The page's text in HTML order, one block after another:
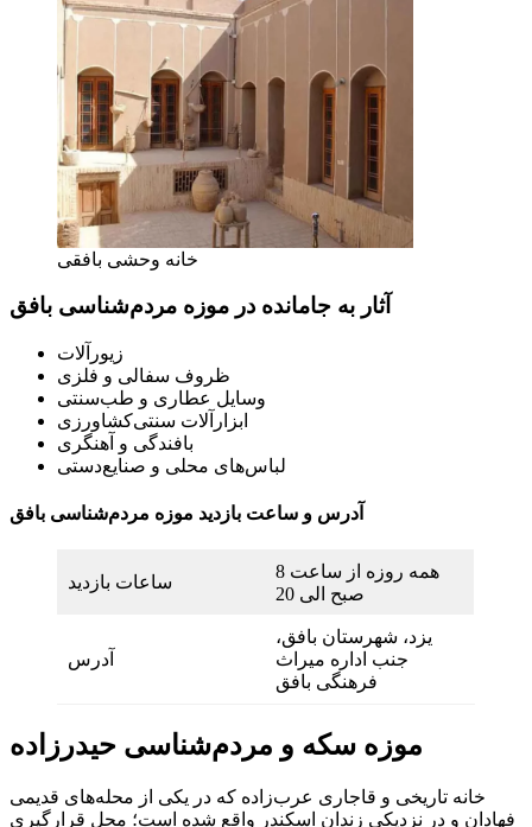
خانه وحشی بافقی
آثار به جامانده در موزه مردم‌شناسی بافق
زیورآلات
ظروف سفالی و فلزی
وسایل عطاری و طب‌سنتی
ابزارآلات سنتی‌کشاورزی
بافندگی و آهنگری
لباس‌های محلی و صنایع‌دستی
آدرس و ساعت بازدید موزه مردم‌شناسی بافق
ساعات بازدید
همه روزه از ساعت 8
صبح الی 20
آدرس
یزد، شهرستان بافق،
جنب اداره میراث
فرهنگی بافق
موزه سکه و مردم‌شناسی حیدرزاده
خانه تاریخی و قاجاری عرب‌زاده که در یکی از محله‌های قدیمی
فهادان و در نزدیکی زندان اسکندر واقع شده است؛ محل قرارگیری